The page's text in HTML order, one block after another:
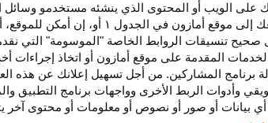
الويب أو المحتوى الذي ينشئه مستخدمو وسائل
إلى موقع أمازون في الجدول ۱ أو، إن أمكن للموقع،
تنسيقات الروابط الخاصة "الموسومة" التي
المقدمة على موقع أمازون أو اتخاذ إجراءات
المشاركين. من أجل تسهيل إعلانك عن هذه
وأدوات الربط الأخرى وواجهات برنامج التطبيق
أي بيانات أو صور أو نصوص أو معلومات أو محتوى آخر